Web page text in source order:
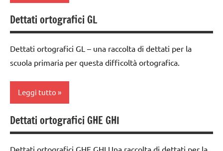
TUTTI GLI
ARTICOLI
dettati/difficoltà
ortografiche
LINGUAGGIO
TUTTI GLI
TUTTI GLI
ARTICOLI
classe
1a
classe
2a
dettati
ortografici
dettati/difficoltà
ortografiche
LINGUAGGIO
Dettati ortografici GL
Dettati ortografici GL – una raccolta di dettati per la
scuola primaria per questa difficoltà ortografica.
Leggi tutto
classe
1a
Dettati ortografici GHE GHI
Dettati ortografici GHE GHI Una raccolta di dettati per la